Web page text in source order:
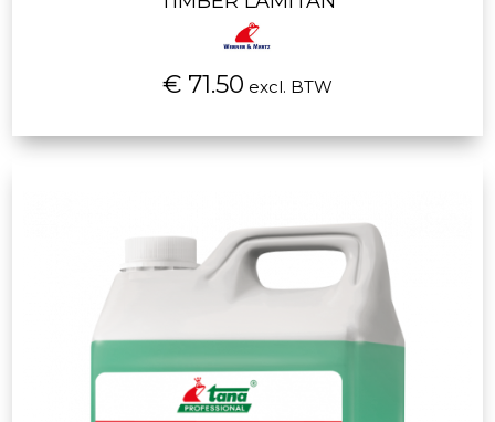
€ 71.50 excl. BTW